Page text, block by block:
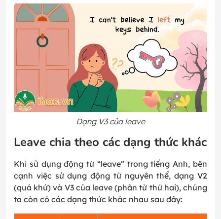
Dạng V3 của leave
Leave chia theo các dạng thức khác
Khi sử dụng động từ “leave” trong tiếng Anh, bên
cạnh việc sử dụng động từ nguyên thể, dạng V2
(quá khứ) và V3 của leave (phân từ thứ hai), chúng
ta còn có các dạng thức khác nhau sau đây: